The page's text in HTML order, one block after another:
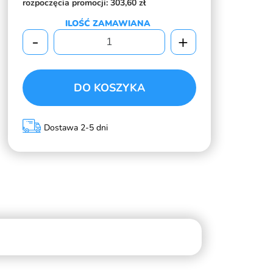
rozpoczęcia promocji:303,60 zł
ILOŚĆ ZAMAWIANA
- +
DO KOSZYKA
Dostawa 2-5 dni